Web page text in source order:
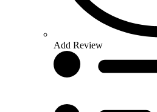
Add Review